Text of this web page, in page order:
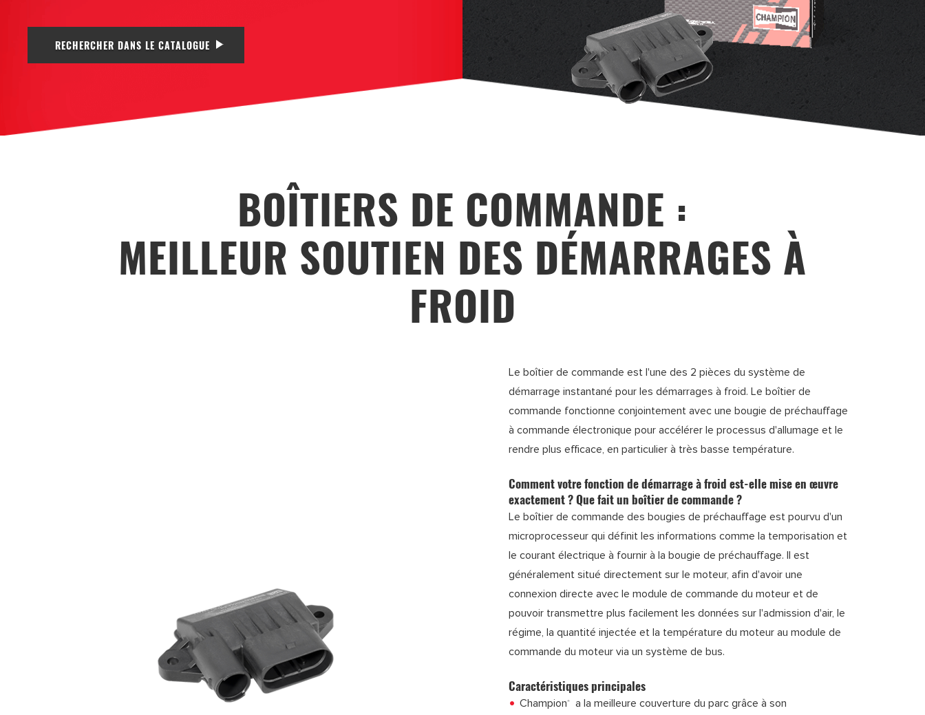
RECHERCHER DANS LE CATALOGUE
BOÎTIERS DE COMMANDE :
MEILLEUR SOUTIEN DES DÉMARRAGES À
FROID
Le boîtier de commande est l'une des 2 pièces du système de
démarrage instantané pour les démarrages à froid. Le boîtier de
commande fonctionne conjointement avec une bougie de préchauffage
à commande électronique pour accélérer le processus d'allumage et le
rendre plus efficace, en particulier à très basse température.
Comment votre fonction de démarrage à froid est-elle mise en œuvre
exactement ? Que fait un boîtier de commande ?
Le boîtier de commande des bougies de préchauffage est pourvu d'un
microprocesseur qui définit les informations comme la temporisation et
le courant électrique à fournir à la bougie de préchauffage. Il est
généralement situé directement sur le moteur, afin d'avoir une
connexion directe avec le module de commande du moteur et de
pouvoir transmettre plus facilement les données sur l'admission d'air, le
régime, la quantité injectée et la température du moteur au module de
commande du moteur via un système de bus.
Caractéristiques principales
Champion®
a la meilleure couverture du parc grâce à son